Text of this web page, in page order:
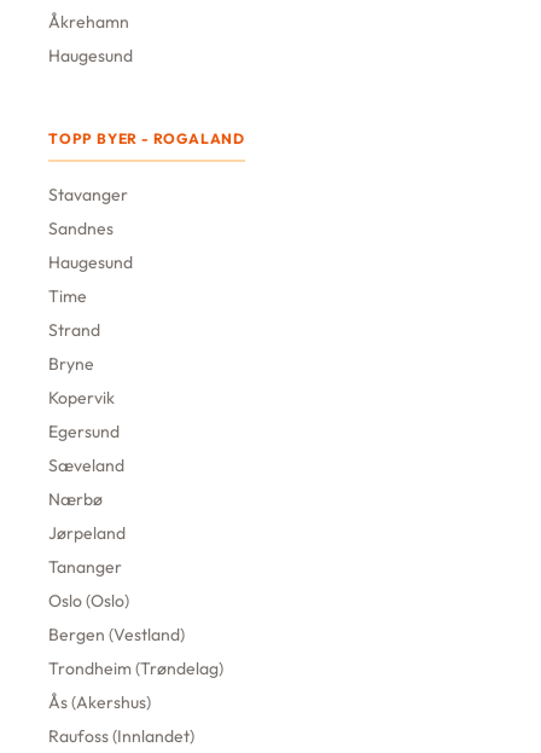
Åkrehamn
Haugesund
TOPP BYER - ROGALAND
Stavanger
Sandnes
Haugesund
Time
Strand
Bryne
Kopervik
Egersund
Sæveland
Nærbø
Jørpeland
Tananger
Oslo (Oslo)
Bergen (Vestland)
Trondheim (Trøndelag)
Ås (Akershus)
Raufoss (Innlandet)